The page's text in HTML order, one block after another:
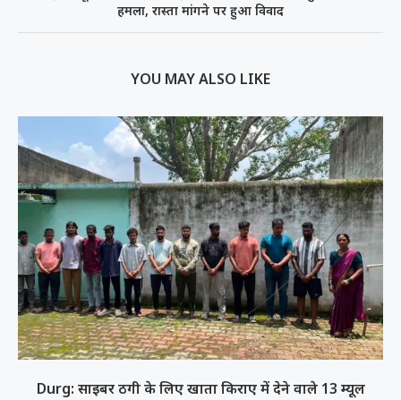
हमला, रास्ता मांगने पर हुआ विवाद
YOU MAY ALSO LIKE
Durg: साइबर ठगी के लिए खाता किराए में देने वाले 13 म्यूल